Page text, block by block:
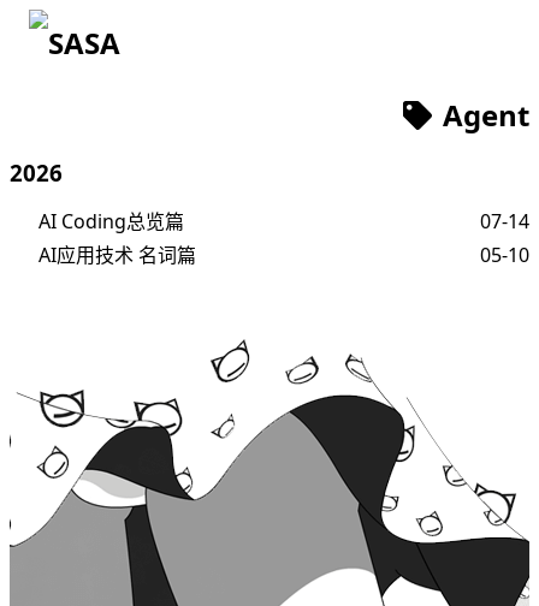
SA
Agent
2026
AI Coding总览篇
07-14
AI应用技术 名词篇
05-10